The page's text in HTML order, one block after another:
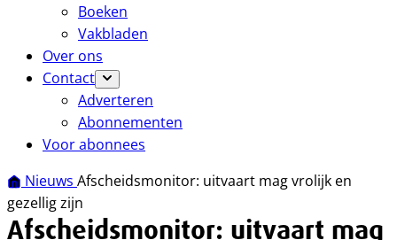
Boeken
Vakbladen
Over ons
Contact
Adverteren
Abonnementen
Voor abonnees
Nieuws Afscheidsmonitor: uitvaart mag vrolijk en
gezellig zijn
Afscheidsmonitor: uitvaart mag